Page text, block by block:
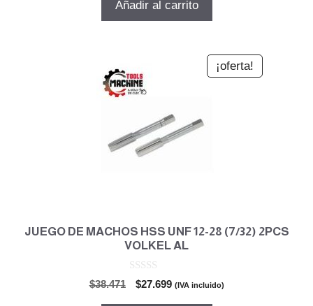
Añadir al carrito
¡oferta!
JUEGO DE MACHOS HSS UNF 12-28 (7/32) 2PCS
VOLKEL AL
$38.471
El
$27.699El(IVA incluido)